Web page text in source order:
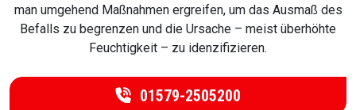
man umgehend Maßnahmen ergreifen, um das Ausmaß des
Befalls zu begrenzen und die Ursache – meist überhöhte
Feuchtigkeit – zu idenzifizieren.
01579-2505200